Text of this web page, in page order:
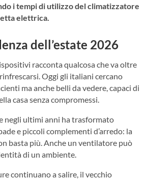
i tempi di utilizzo del climatizzatore
elettrica.
dell’estate 2026
racconta qualcosa che va oltre
Oggi gli italiani cercano
ma anche belli da vedere, capaci di
casa senza compromessi.
negli ultimi anni ha trasformato
e piccoli complementi d’arredo: la
basta più. Anche un ventilatore può
di un ambiente.
continuano a salire, il vecchio